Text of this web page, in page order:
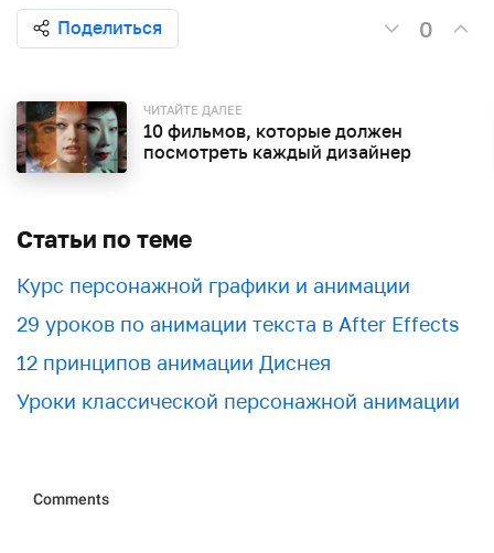
Поделиться 0
ЧИТАЙТЕ ДАЛЕЕ
10 фильмов, которые должен
посмотреть каждый дизайнер
Статьи по теме
Курс персонажной графики и анимации
29 уроков по анимации текста в After Effects
12 принципов анимации Диснея
Уроки классической персонажной анимации